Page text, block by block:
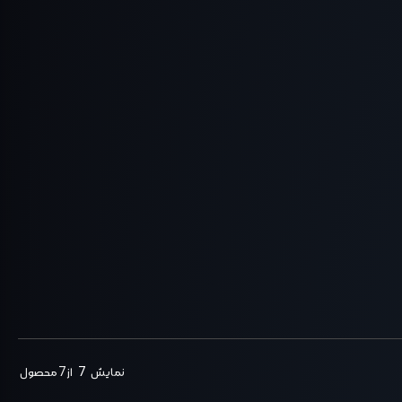
نمایش 7 از 7 محصول